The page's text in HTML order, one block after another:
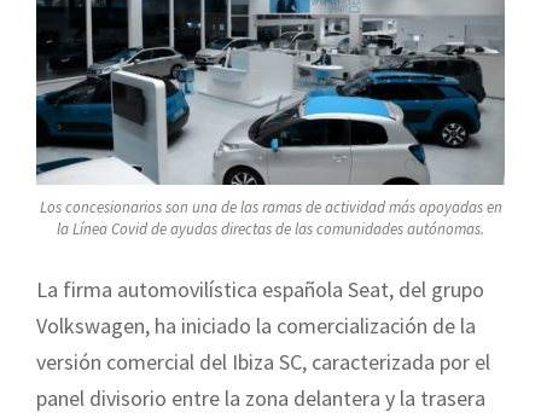
Los concesionarios son una de las ramas de actividad más apoyadas en
la Línea Covid de ayudas directas de las comunidades autónomas.
La firma automovilística española Seat, del grupo
Volkswagen, ha iniciado la comercialización de la
versión comercial del Ibiza SC, caracterizada por el
panel divisorio entre la zona delantera y la trasera